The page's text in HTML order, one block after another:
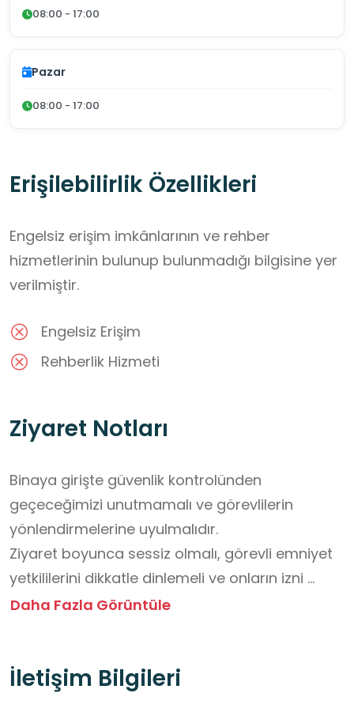
08:00 - 17:00
Pazar
08:00 - 17:00
Erişilebilirlik Özellikleri
Engelsiz erişim imkânlarının ve rehber
hizmetlerinin bulunup bulunmadığı bilgisine yer
verilmiştir.
Engelsiz Erişim
Rehberlik Hizmeti
Ziyaret Notları
Binaya girişte güvenlik kontrolünden
geçeceğimizi unutmamalı ve görevlilerin
yönlendirmelerine uyulmalıdır.
Ziyaret boyunca sessiz olmalı, görevli emniyet
yetkililerini dikkatle dinlemeli ve onların izni
olmadan hiçbir bölüme girmemelidir.
Fotoğraf veya video çekimi sadece yetkililerin
Daha Fazla Görüntüle
İletişim Bilgileri